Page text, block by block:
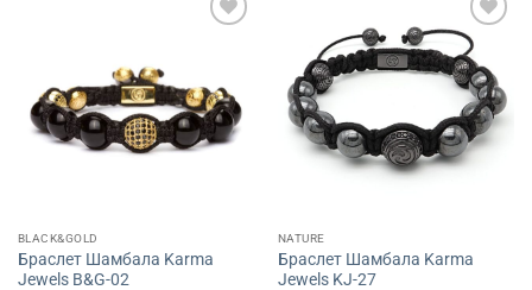
BLACK&GOLD
Браслет Шамбала Karma
Jewels B&G-02
Добавить
в список
желаний
NATURE
Браслет Шамбала Karma
Jewels KJ-27